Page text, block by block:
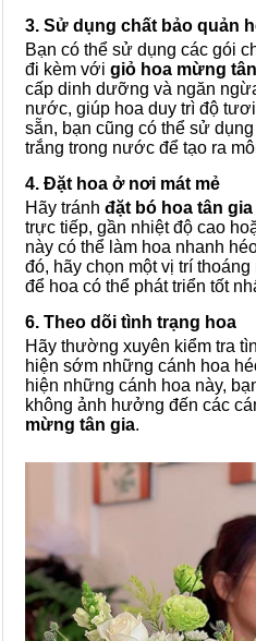
3. Sử dụng chất bảo quản
Bạn có thể sử dụng các gói
đi kèm với giỏ hoa mừng
cấp dinh dưỡng và ngăn
nước, giúp hoa duy trì độ
sẵn, bạn cũng có thể sử
trắng trong nước để tạo ra
4. Đặt hoa ở nơi mát mẻ
Hãy tránh đặt bó hoa tân gia
trực tiếp, gần nhiệt độ cao
này có thể làm hoa nhanh
đó, hãy chọn một vị trí
để hoa có thể phát triển tốt
6. Theo dõi tình trạng hoa
Hãy thường xuyên kiểm tra
hiện sớm những cánh hoa
hiện những cánh hoa này,
không ảnh hưởng đến các
mừng tân gia.